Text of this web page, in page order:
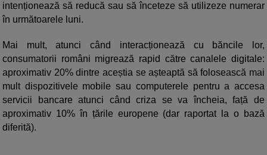
intenționează să reducă sau să înceteze să utilizeze numerar
în următoarele luni.
Mai mult, atunci când interacționează cu băncile lor,
consumatorii români migrează rapid către canalele digitale:
aproximativ 20% dintre aceștia se așteaptă să folosească mai
mult dispozitivele mobile sau computerele pentru a accesa
servicii bancare atunci când criza se va încheia, față de
aproximativ 10% în țările europene (dar raportat la o bază
diferită).